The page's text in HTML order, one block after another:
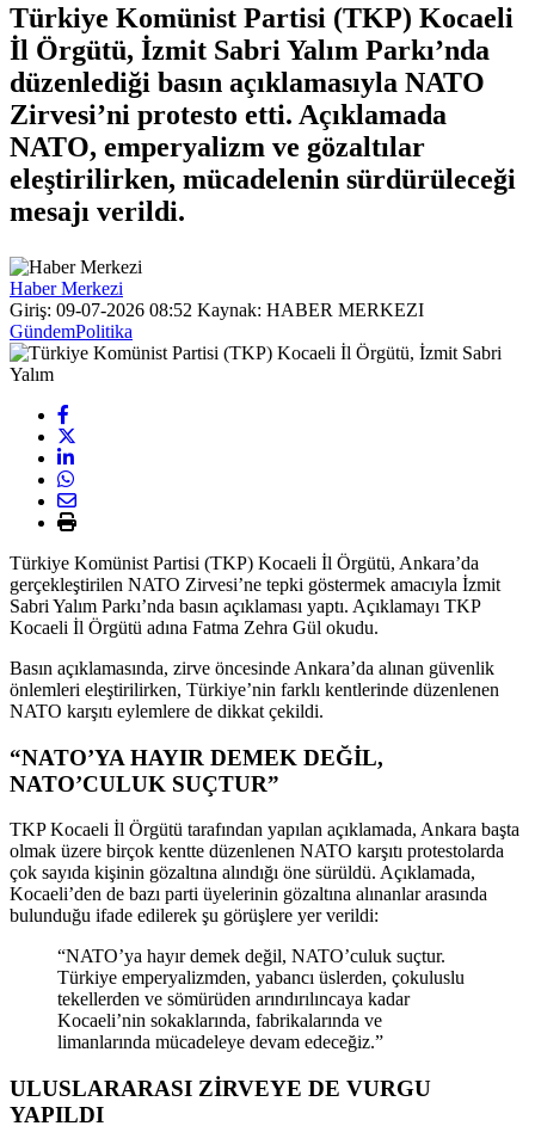
Türkiye Komünist Partisi (TKP) Kocaeli
İl Örgütü, İzmit Sabri Yalım Parkı’nda
düzenlediği basın açıklamasıyla NATO
Zirvesi’ni protesto etti. Açıklamada
NATO, emperyalizm ve gözaltılar
eleştirilirken, mücadelenin sürdürüleceği
mesajı verildi.
Haber Merkezi
Giriş: 09-07-2026 08:52 Kaynak: HABER MERKEZI
GündemPolitika
Türkiye Komünist Partisi (TKP) Kocaeli İl Örgütü, Ankara’da
gerçekleştirilen NATO Zirvesi’ne tepki göstermek amacıyla İzmit
Sabri Yalım Parkı’nda basın açıklaması yaptı. Açıklamayı TKP
Kocaeli İl Örgütü adına Fatma Zehra Gül okudu.
Basın açıklamasında, zirve öncesinde Ankara’da alınan güvenlik
önlemleri eleştirilirken, Türkiye’nin farklı kentlerinde düzenlenen
NATO karşıtı eylemlere de dikkat çekildi.
“NATO’YA HAYIR DEMEK DEĞİL,
NATO’CULUK SUÇTUR”
TKP Kocaeli İl Örgütü tarafından yapılan açıklamada, Ankara başta
olmak üzere birçok kentte düzenlenen NATO karşıtı protestolarda
çok sayıda kişinin gözaltına alındığı öne sürüldü. Açıklamada,
Kocaeli’den de bazı parti üyelerinin gözaltına alınanlar arasında
bulunduğu ifade edilerek şu görüşlere yer verildi:
“NATO’ya hayır demek değil, NATO’culuk suçtur.
Türkiye emperyalizmden, yabancı üslerden, çokuluslu
tekellerden ve sömürüden arındırılıncaya kadar
Kocaeli’nin sokaklarında, fabrikalarında ve
limanlarında mücadeleye devam edeceğiz.”
ULUSLARARASI ZİRVEYE DE VURGU
YAPILDI